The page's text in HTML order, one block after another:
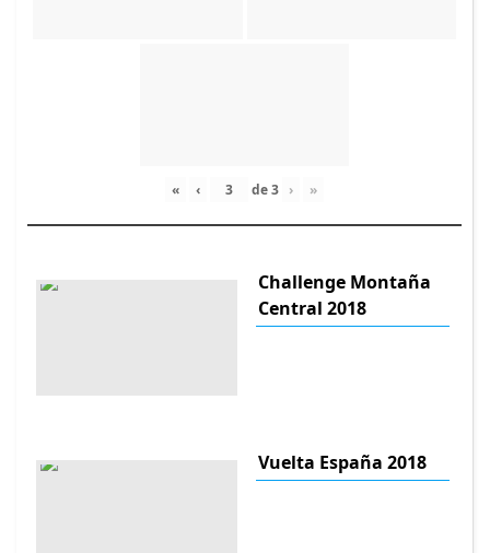
« ‹ de3 › »
Challenge Montaña
Central 2018
Vuelta España 2018